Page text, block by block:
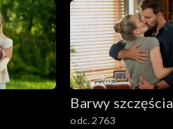
Barwy szczęścia
odc. 2763